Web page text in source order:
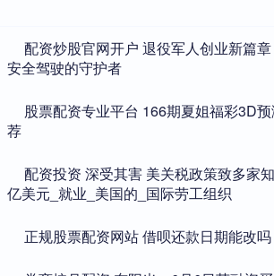
配资炒股官网开户 退役军人创业新篇章
安全驾驶的守护者
股票配资专业平台 166期夏姐福彩3D
荐
配资投资 深受其害 美关税政策致多家
亿美元_就业_美国的_国际劳工组织
正规股票配资网站 借呗还款日期能改